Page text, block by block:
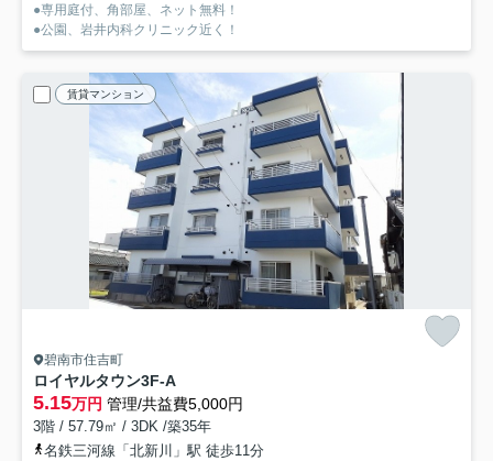
●専用庭付、角部屋、ネット無料！
●公園、岩井内科クリニック近く！
賃貸マンション
碧南市住吉町
ロイヤルタウン3F-A
5.15万円 管理/共益費5,000円
3階 / 57.79㎡ / 3DK /築35年
名鉄三河線「北新川」駅 徒歩11分